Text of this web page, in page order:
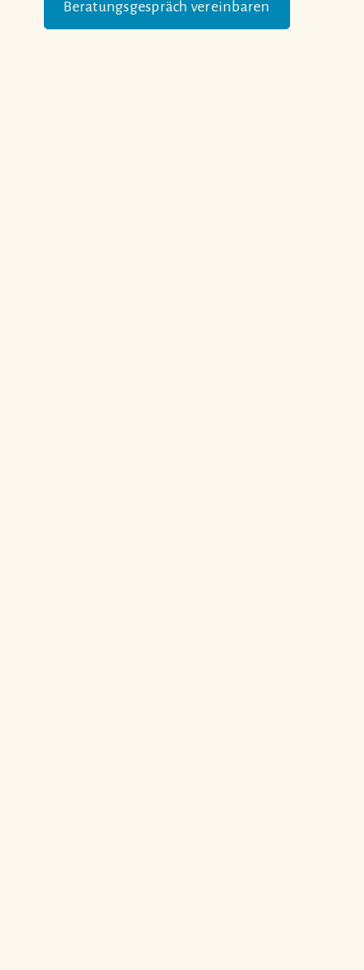
Beratungsgespräch vereinbaren